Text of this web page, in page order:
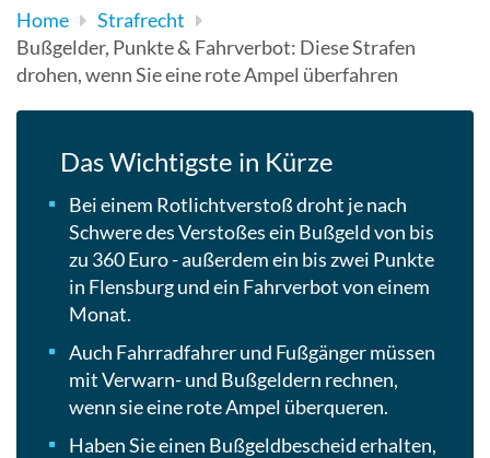
Home
Strafrecht
Bußgelder, Punkte & Fahrverbot: Diese Strafen
drohen, wenn Sie eine rote Ampel überfahren
Das Wichtigste in Kürze
Bei einem Rotlichtverstoß droht je nach
Schwere des Verstoßes ein Bußgeld von bis
zu 360 Euro - außerdem ein bis zwei Punkte
in Flensburg und ein Fahrverbot von einem
Monat.
Auch Fahrradfahrer und Fußgänger müssen
mit Verwarn- und Bußgeldern rechnen,
wenn sie eine rote Ampel überqueren.
Haben Sie einen Bußgeldbescheid erhalten,